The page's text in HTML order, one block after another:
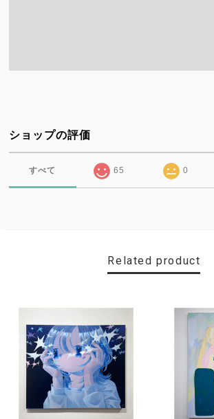
ショップの評価
すべて 65 0
Related product